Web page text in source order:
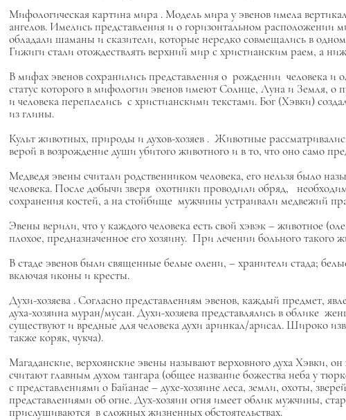
Мифологическая картина мира . Модель мира у эвенов имела
ангелов. Имелись представления и о горизонтальном
обладали шаманы и сказители, которые нередко совмещались в
Гижиги стали отождествлять верхний мир с христианским раем, а
В мифах эвенов сохранились представления о рождении человека и
статус которого в мифологии эвенов имеют Солнце, Луна и Земля,
и человека переплелись с христианскими текстами. Бог (Хэвки)
из глины.
Культ животных, природы и духов-хозяев . Животные
верой в возрождение души убитого животного и в то, что оно само
Медведя эвены считали родственником человека, его нельзя было
человека. После добычи зверя охотники проводили обряд,
сохранения костей, а на стойбище мужчины устраивали медвежий
Эвены верили, что у каждого человека есть свой хэвэк– животное
плохое, предназначенное его хозяину. При лечении больного
В стаде эвенов были священные белые олени, – хранители стада;
включая иконы и кресты.
Духи-хозяева . Согласно представлениям эвенов, каждый предмет,
духа-хозяинамуран/мусан.Духи-хозяева представлялись в облике
существуют и вредные для человека духи аринкал/арисал. Широко
также коряк, чукча).
Магаданские, верхоянские эвены называют верховного духаХэвки, он
считают главным духом тангара (общее название божества неба у
с представлениями о Байанае – духе-хозяине леса, земли, охоты,
представлениями об огне. Дух-хозяин огня имеет облик мужчины,
прислушиваются в сложных жизненных обстоятельствах.